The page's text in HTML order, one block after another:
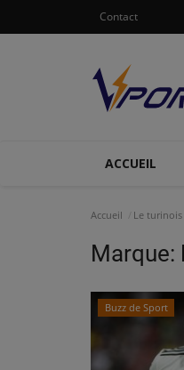
Contact
ACCUEIL
Accueil Le turinois
Marque:
Buzz de Sport